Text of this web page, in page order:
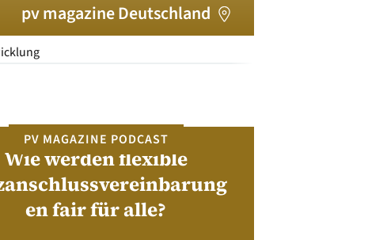
pv magazine Deutschland
PV MAGAZINE PODCAST
Wie werden flexible
en fair für alle?